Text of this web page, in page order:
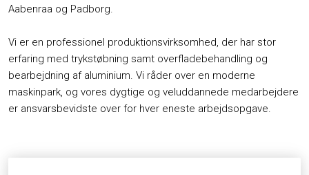
Aabenraa og Padborg.
Vi er en professionel produktionsvirksomhed, der har stor
erfaring med trykstøbning samt overfladebehandling og
bearbejdning af aluminium. Vi råder over en moderne
maskinpark, og vores dygtige og veluddannede medarbejdere
er ansvarsbevidste over for hver eneste arbejdsopgave.